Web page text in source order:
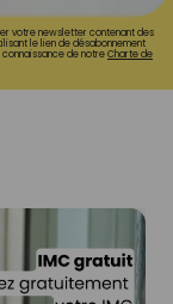
votre newsletter contenant des
le lien de désabonnement
de notreCharte de